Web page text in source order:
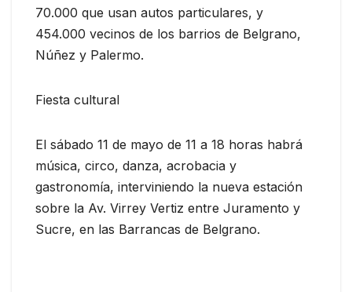
70.000 que usan autos particulares, y
454.000 vecinos de los barrios de Belgrano,
Núñez y Palermo.
Fiesta cultural
El sábado 11 de mayo de 11 a 18 horas habrá
música, circo, danza, acrobacia y
gastronomía, interviniendo la nueva estación
sobre la Av. Virrey Vertiz entre Juramento y
Sucre, en las Barrancas de Belgrano.